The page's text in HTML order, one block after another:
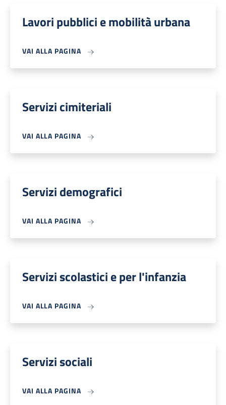
Lavori pubblici e mobilità urbana
VAI ALLA PAGINA
Servizi cimiteriali
VAI ALLA PAGINA
Servizi demografici
VAI ALLA PAGINA
Servizi scolastici e per l'infanzia
VAI ALLA PAGINA
Servizi sociali
VAI ALLA PAGINA